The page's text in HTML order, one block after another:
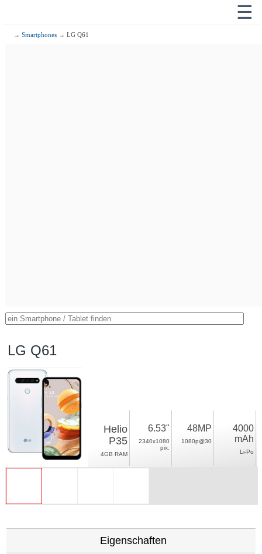
☰
→Smartphones → LG Q61
LG Q61
Helio
P35
4GB RAM
6.53"
2340x1080
pix.
48MP
1080p@30
4000
mAh
Li-Po
Eigenschaften